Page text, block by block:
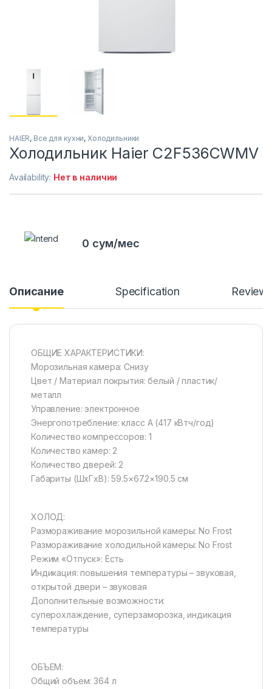
HAIER, Все для кухни, Холодильники
Холодильник Haier C2F536CWMV
Availability: Нет в наличии
0 сум/мес
Описание Specification
ОБЩИЕ ХАРАКТЕРИСТИКИ:
Морозильная камера: Снизу
Цвет / Материал покрытия: белый / пластик/
металл
Управление: электронное
Энергопотребление: класс A (417 кВтч/год)
Количество компрессоров: 1
Количество камер: 2
Количество дверей: 2
Габариты (ШxГxВ): 59.5×67.2×190.5 см
ХОЛОД:
Размораживание морозильной камеры: No Frost
Размораживание холодильной камеры: No Frost
Режим «Отпуск»: Есть
Индикация: повышения температуры – звуковая,
открытой двери – звуковая
Дополнительные возможности:
суперохлаждение, суперзаморозка, индикация
температуры
ОБЪЕМ:
Общий объем: 364 л